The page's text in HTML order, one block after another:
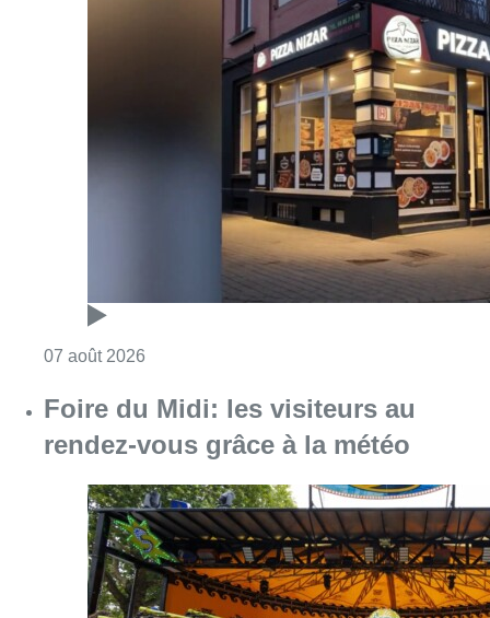
07 août 2026
Foire du Midi: les visiteurs au
rendez-vous grâce à la météo